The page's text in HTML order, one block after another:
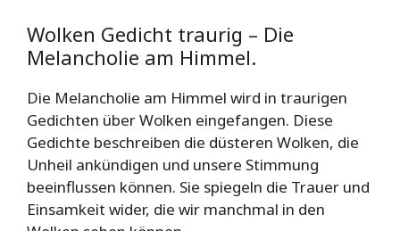
Wolken Gedicht traurig – Die
Melancholie am Himmel.
Die Melancholie am Himmel wird in traurigen
Gedichten über Wolken eingefangen. Diese
Gedichte beschreiben die düsteren Wolken, die
Unheil ankündigen und unsere Stimmung
beeinflussen können. Sie spiegeln die Trauer und
Einsamkeit wider, die wir manchmal in den